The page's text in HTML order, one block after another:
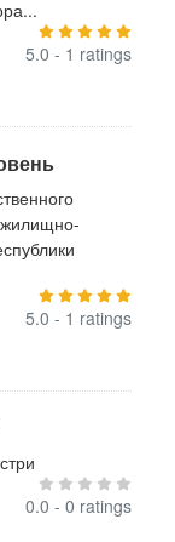
5.0 - 1 ratings
жилищно-
5.0 - 1 ratings
0.0 - 0 ratings